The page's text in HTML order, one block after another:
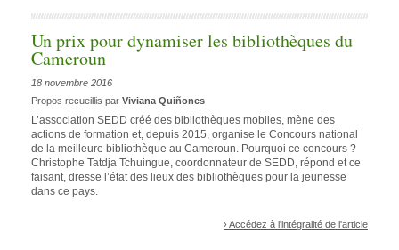
Un prix pour dynamiser les bibliothèques du
Cameroun
18 novembre 2016
Propos recueillis par Viviana Quiñones
L’association SEDD créé des bibliothèques mobiles, mène des
actions de formation et, depuis 2015, organise le Concours national
de la meilleure bibliothèque au Cameroun. Pourquoi ce concours ?
Christophe Tatdja Tchuingue, coordonnateur de SEDD, répond et ce
faisant, dresse l’état des lieux des bibliothèques pour la jeunesse
dans ce pays.
› Accédez à l'intégralité de l'article